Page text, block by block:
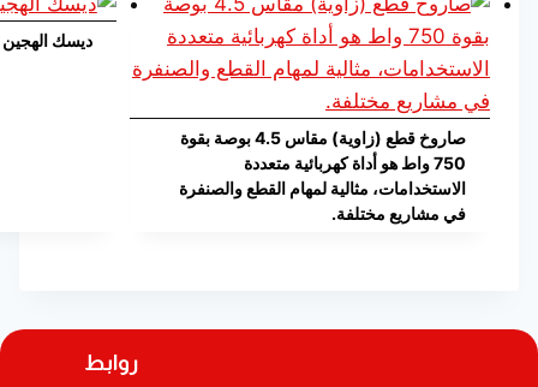
صاروخ قطع (زاوية) مقاس 4.5 بوصة بقوة
750 واط هو أداة كهربائية متعددة
الاستخدامات، مثالية لمهام القطع والصنفرة
في مشاريع مختلفة.
ديسك الهجين
روابط